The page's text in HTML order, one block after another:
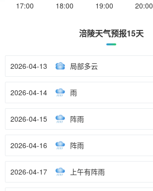
17:00 18:00 19:00 20:00
涪陵天气预报15天
2026-04-13 局部多云
2026-04-14 雨
2026-04-15 阵雨
2026-04-16 阵雨
2026-04-17 上午有阵雨